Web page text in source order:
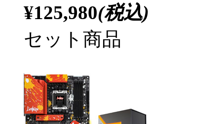
¥125,980(税込)
セット商品